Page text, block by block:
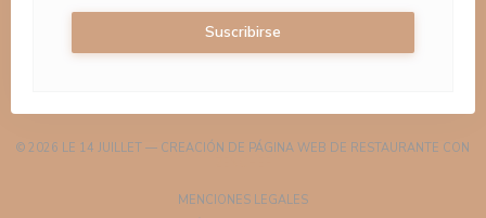
Suscribirse
© 2026 LE 14 JUILLET — CREACIÓN DE PÁGINA WEB DE RESTAURANTE CON
MENCIONES LEGALES((ABRE EN UNA NUEVA